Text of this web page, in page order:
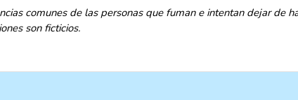
comunes de las personas que fuman e intentan dejar de
son ficticios.